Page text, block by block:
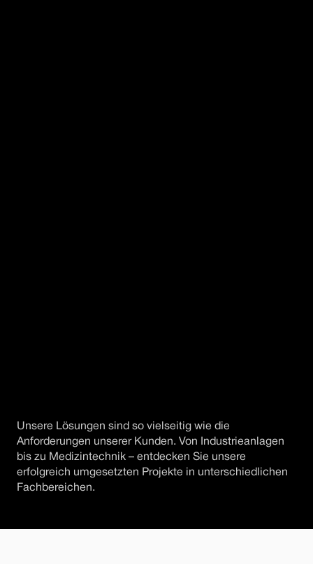
Unsere Lösungen sind so vielseitig wie die
Anforderungen unserer Kunden. Von Industrieanlagen
bis zu Medizintechnik – entdecken Sie unsere
erfolgreich umgesetzten Projekte in unterschiedlichen
Fachbereichen.